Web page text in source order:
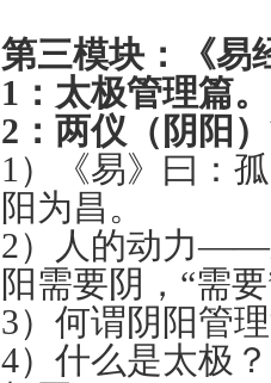
第三模块：《易
1： 太极管理篇。
2： 两仪（阴阳
1）《易》曰：
阳为昌。
2）人的动力——
阳需要阴，“需
3）何谓阴阳管
4）什么是太极